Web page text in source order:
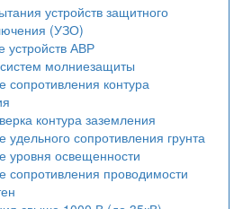
устройств защитного
(УЗО)
устройств АВР
молниезащиты
сопротивления контура
контура заземления
удельного сопротивления грунта
уровня освещенности
сопротивления проводимости